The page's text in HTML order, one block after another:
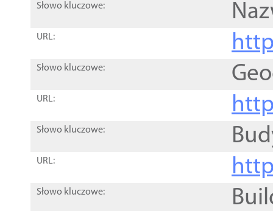
Słowo kluczowe:
URL:
Słowo kluczowe:
URL:
Słowo kluczowe:
URL:
Słowo kluczowe: